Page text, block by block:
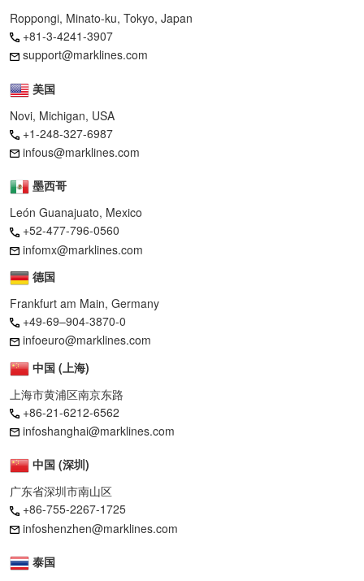
Roppongi, Minato-ku, Tokyo, Japan
+81-3-4241-3907
support@marklines.com
美国
Novi, Michigan, USA
+1-248-327-6987
infous@marklines.com
墨西哥
León Guanajuato, Mexico
+52-477-796-0560
infomx@marklines.com
德国
Frankfurt am Main, Germany
+49-69–904-3870-0
infoeuro@marklines.com
中国 (上海)
上海市黄浦区南京东路
+86-21-6212-6562
infoshanghai@marklines.com
中国 (深圳)
广东省深圳市南山区
+86-755-2267-1725
infoshenzhen@marklines.com
泰国